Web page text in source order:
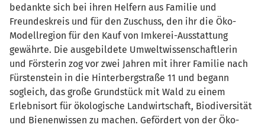
bedankte sich bei ihren Helfern aus Familie und
Freundeskreis und für den Zuschuss, den ihr die Öko-
Modellregion für den Kauf von Imkerei-Ausstattung
gewährte. Die ausgebildete Umweltwissenschaftlerin
und Försterin zog vor zwei Jahren mit ihrer Familie nach
Fürstenstein in die Hinterbergstraße 11 und begann
sogleich, das große Grundstück mit Wald zu einem
Erlebnisort für ökologische Landwirtschaft, Biodiversität
und Bienenwissen zu machen. Gefördert von der Öko-